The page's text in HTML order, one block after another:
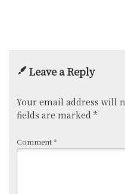
Leave a Reply
Your email address will
fields are marked *
Comment*